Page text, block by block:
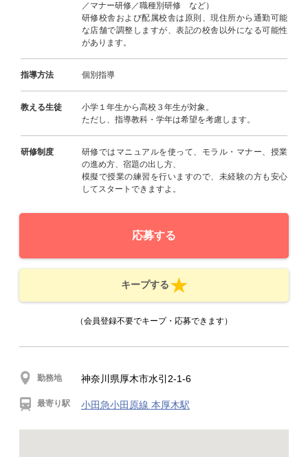
／マナー研修／職種別研修 など）
研修校舎および配属校舎は原則、現住所から通勤可能
な店舗で調整しますが、表記の校舎以外になる可能性
があります。
指導方法 個別指導
教える生徒
小学１年生から高校３年生が対象。
ただし、指導教科・学年は希望を考慮します。
研修制度
研修ではマニュアルを使って、モラル・マナー、授業
の進め方、宿題の出し方、
模擬で授業の練習を行いますので、未経験の方も安心
してスタートできますよ。
応募する
キープする
（会員登録不要でキープ・応募できます）
勤務地 神奈川県厚木市水引2-1-6
最寄り駅 小田急小田原線 本厚木駅